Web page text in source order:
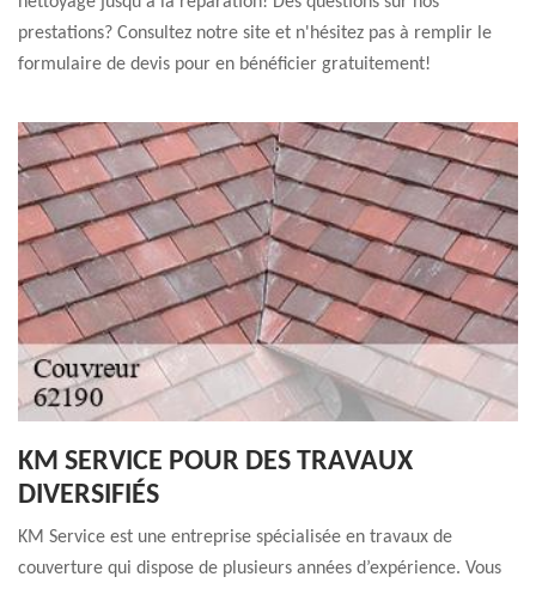
prestations? Consultez notre site et n'hésitez pas à remplir le
formulaire de devis pour en bénéficier gratuitement!
KM SERVICE POUR DES TRAVAUX
DIVERSIFIÉS
KM Service est une entreprise spécialisée en travaux de
couverture qui dispose de plusieurs années d’expérience. Vous